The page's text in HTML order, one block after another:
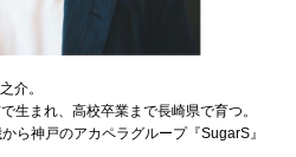
介。
生まれ、高校卒業まで長崎県で育つ。
ら神戸のアカペラグループ『SugarS』